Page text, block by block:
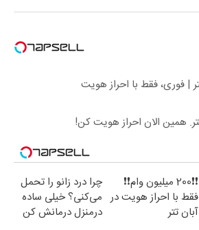
❗❗200 میلیون وام❗❗
فقط با احراز هویت در
آبان تتر
چرا درد زانو را تحمل
می‌کنی؟ خیلی ساده
درمنزل درمانش کن